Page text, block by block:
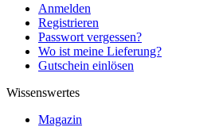
Anmelden
Registrieren
Passwort vergessen?
Wo ist meine Lieferung?
Gutschein einlösen
Wissenswertes
Magazin